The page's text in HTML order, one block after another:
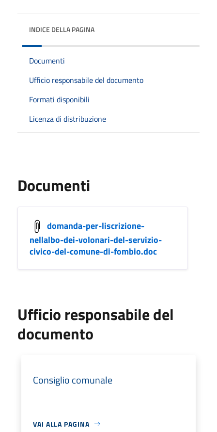
INDICE DELLA PAGINA
Documenti
Ufficio responsabile del documento
Formati disponibili
Licenza di distribuzione
Documenti
domanda-per-liscrizione-
nellalbo-dei-volonari-del-servizio-
civico-del-comune-di-fombio.doc
Ufficio responsabile del
documento
Consiglio comunale
VAI ALLA PAGINA